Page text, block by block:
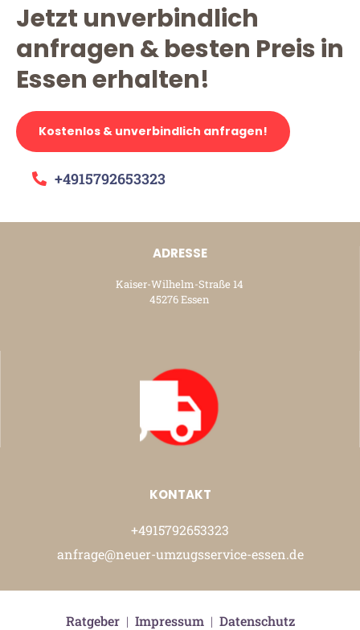
Jetzt unverbindlich
anfragen & besten Preis in
Essen erhalten!
Kostenlos & unverbindlich anfragen!
+4915792653323
ADRESSE
Kaiser-Wilhelm-Straße 14
45276 Essen
KONTAKT
+4915792653323
anfrage@neuer-umzugsservice-essen.de
Ratgeber| Impressum| Datenschutz